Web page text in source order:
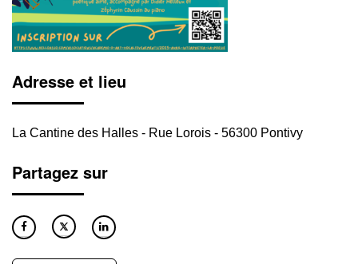
Adresse et lieu
La Cantine des Halles - Rue Lorois - 56300 Pontivy
Partagez sur